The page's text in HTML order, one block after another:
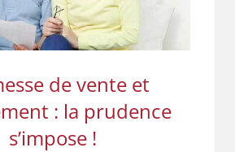
de vente et
: la prudence
s’impose !